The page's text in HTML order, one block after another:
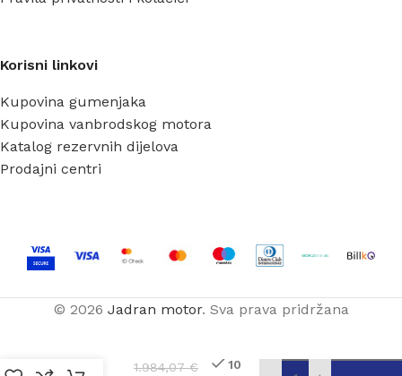
Korisni linkovi
Kupovina gumenjaka
Kupovina vanbrodskog motora
Katalog rezervnih dijelova
Prodajni centri
© 2026 Jadran motor. Sva prava pridržana
SIVO
1.984,07€
10